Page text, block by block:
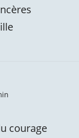
courage